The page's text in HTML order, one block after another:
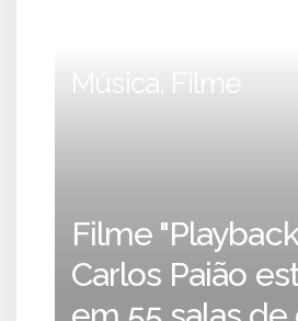
Música, Filme
Filme
Carlos Paião